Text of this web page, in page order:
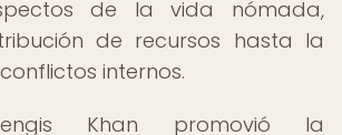
de la vida nómada,
de recursos hasta la
internos.
Khan promovió la